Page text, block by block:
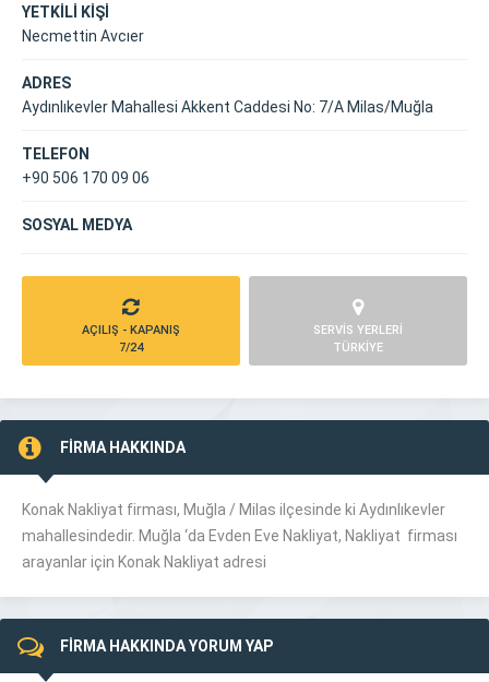
YETKİLİ KİŞİ
Necmettin Avcıer
ADRES
Aydınlıkevler Mahallesi Akkent Caddesi No: 7/A Milas/Muğla
TELEFON
+90 506 170 09 06
SOSYAL MEDYA
AÇILIŞ - KAPANIŞ
7/24
SERVİS YERLERİ
TÜRKİYE
FİRMA HAKKINDA
Konak Nakliyat firması, Muğla / Milas ilçesinde ki Aydınlıkevler
mahallesindedir. Muğla ‘da Evden Eve Nakliyat, Nakliyat firması
arayanlar için Konak Nakliyat adresi
FİRMA HAKKINDA YORUM YAP